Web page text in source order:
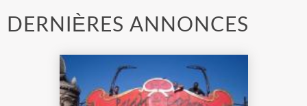
DERNIÈRES ANNONCES